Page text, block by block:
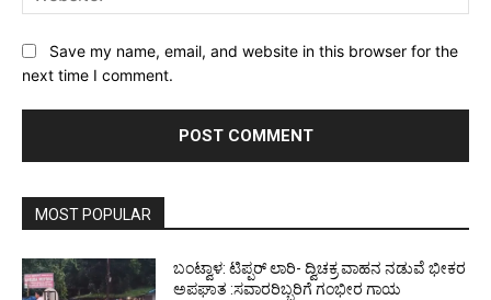
Save my name, email, and website in this browser for the
next time I comment.
MOST POPULAR
ಬಂಟ್ವಾಳ: ಟಿಪ್ಪರ್ ಲಾರಿ- ದ್ವಿಚಕ್ರ ವಾಹನ ನಡುವೆ ಭೀಕರ
ಅಪಘಾತ :ಸವಾರರಿಬ್ಬರಿಗೆ ಗಂಭೀರ ಗಾಯ